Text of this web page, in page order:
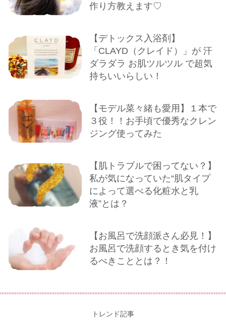
作り方教えます♡
【デトックス入浴剤】
「CLAYD（クレイド）」が 汗
ダラダラ お肌ツルツル で超気
持ちいいらしい！
【モデル菜々緒も愛用】１本で
３役！！お手頃で優秀なクレン
ジング使ってみた
【肌トラブルで困ってない？】
私が気になっていた“肌タイプ
によって選べる化粧水と乳
液”とは？
【お風呂で洗顔派さん必見！】
お風呂で洗顔するとき気を付け
るべきこととは？！
トレンド記事